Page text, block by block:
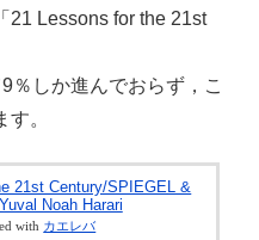
21 Lessons for the 21st
％しか進んでおらず，こ
。
21st Century/SPIEGEL &
Noah Harari
with カエレバ